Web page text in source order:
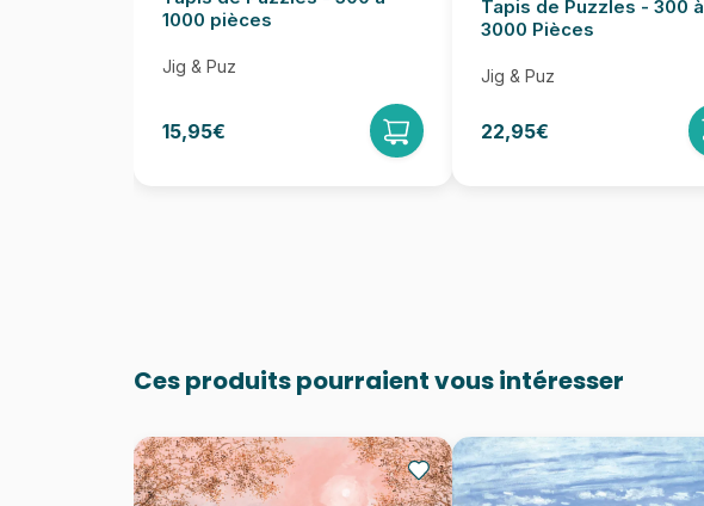
1000 pièces
Jig & Puz
15,95€
Tapis de Puzzles - 300 à
3000 Pièces
Jig & Puz
22,95€
Ces produits pourraient vous intéresser